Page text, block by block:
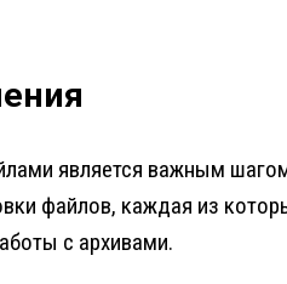
является важным
файлов, каждая из
с архивами.